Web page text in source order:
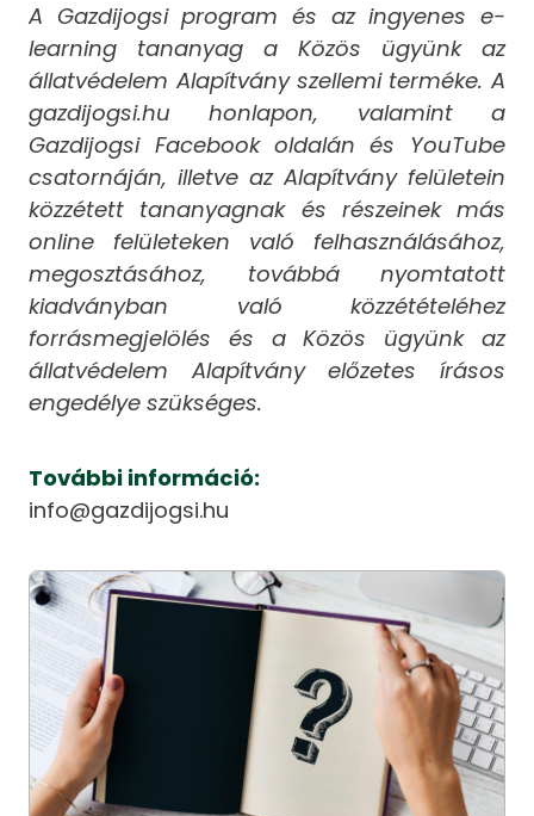
A Gazdijogsi program és az ingyenes e-
learning tananyag a Közös ügyünk az
állatvédelem Alapítvány szellemi terméke. A
gazdijogsi.hu honlapon, valamint a
Gazdijogsi Facebook oldalán és YouTube
csatornáján, illetve az Alapítvány felületein
közzétett tananyagnak és részeinek más
online felületeken való felhasználásához,
megosztásához, továbbá nyomtatott
kiadványban való közzétételéhez
forrásmegjelölés és a Közös ügyünk az
állatvédelem Alapítvány előzetes írásos
engedélye szükséges.
További információ:
info@gazdijogsi.hu